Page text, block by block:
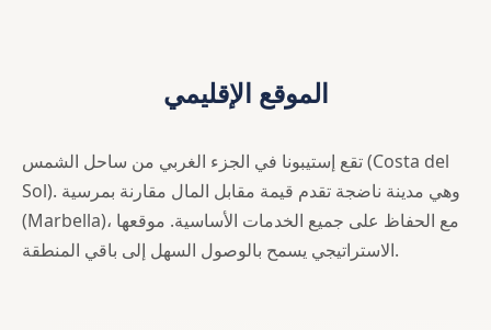
الموقع الإقليمي
تقع إستيبونا في الجزء الغربي من ساحل الشمس (Costa del
Sol). وهي مدينة ناضجة تقدم قيمة مقابل المال مقارنة بمرسية
(Marbella)، مع الحفاظ على جميع الخدمات الأساسية. موقعها
الاستراتيجي يسمح بالوصول السهل إلى باقي المنطقة.